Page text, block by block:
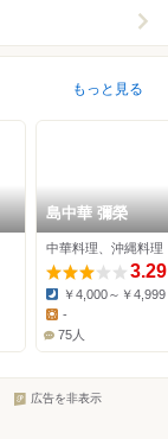
もっと見る
島中華 彌榮
中華料理、沖縄料理
3.29
Dinner:
￥4,000～￥4,999
Lunch:
-
75人
広告を非表示